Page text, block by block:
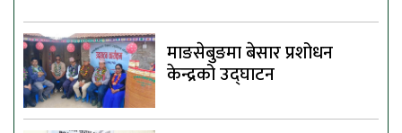
माङसेबुङमा बेसार प्रशोधन
केन्द्रको उद्घाटन